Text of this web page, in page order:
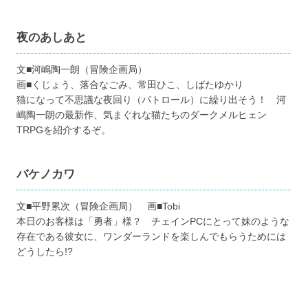
夜のあしあと
文■河嶋陶一朗（冒険企画局）
画■くじょう、落合なごみ、常田ひこ、しばたゆかり
猫になって不思議な夜回り（パトロール）に繰り出そう！ 河
嶋陶一朗の最新作、気まぐれな猫たちのダークメルヒェン
TRPGを紹介するぞ。
バケノカワ
文■平野累次（冒険企画局） 画■Tobi
本日のお客様は「勇者」様？ チェインPCにとって妹のような
存在である彼女に、ワンダーランドを楽しんでもらうためには
どうしたら!?